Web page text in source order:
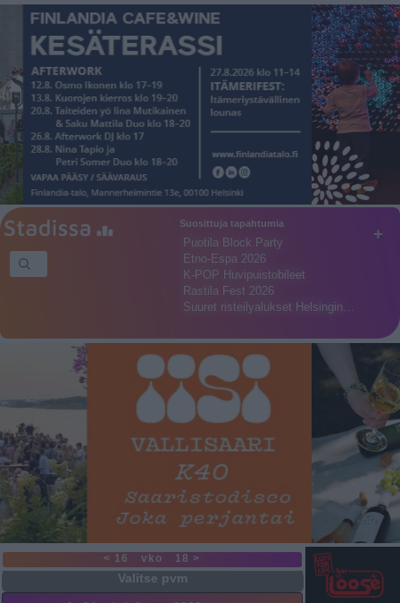
+
Suosittuja tapahtumia
Puotila Block Party
Etno-Espa 2026
K-POP Huvipuistobileet
Rastila Fest 2026
Suuret risteilyalukset Helsingin…
< 16 vko 18 >